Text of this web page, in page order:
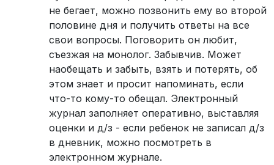
не бегает, можно позвонить ему во второй
половине дня и получить ответы на все
свои вопросы. Поговорить он любит,
съезжая на монолог. Забывчив. Может
наобещать и забыть, взять и потерять, об
этом знает и просит напоминать, если
что-то кому-то обещал. Электронный
журнал заполняет оперативно, выставляя
оценки и д/з - если ребенок не записал д/з
в дневник, можно посмотреть в
электронном журнале.